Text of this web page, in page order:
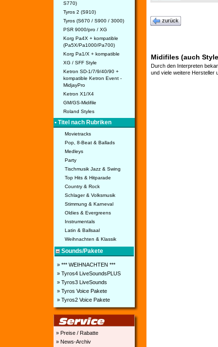
S770)
Tyros 2 (S910)
Tyros (S670 / S900 / 3000)
PSR 9000/pro / XG
Korg Pa4X + kompatible
(Pa5X/Pa1000/Pa700)
Korg Pa1/X + kompatible
XG / SFF Style
Ketron SD-1/7/9/40/90 +
kompatible Ketron Event -
MidjayPro
Ketron X1/X4
GM/GS-Midifile
Roland Styles
• Titel nach Rubriken
Movietracks
Pop, 8-Beat & Ballads
Medleys
Party
Tischmusik Jazz & Swing
Top Hits & Hitparade
Country & Rock
Schlager & Volksmusik
Stimmung & Karneval
Oldies & Evergreens
Instrumentals
Latin & Ballsaal
Weihnachten & Klassik
Sounds/Pakete
» *** WEIHNACHTEN ***
» Tyros4 LiveSoundsPLUS
» Tyros3 LiveSounds
» Tyros Voice Pakete
» Tyros2 Voice Pakete
» Preise / Rabatte
» News-Archiv
zurück
Midifiles (auch
Durch den Interpreten
und viele weitere Hersteller